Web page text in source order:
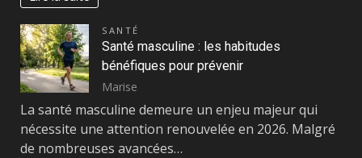
SANTÉ
Santé masculine : les habitudes
bénéfiques pour prévenir
Marise
La santé masculine demeure un enjeu majeur qui
nécessite une attention renouvelée en 2026. Malgré
de nombreuses avancées…